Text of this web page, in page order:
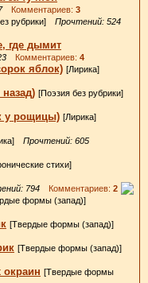
Комментариев: 3
рубрики] Прочтений: 524
где дымит
Комментариев: 4
яблок) [Лирика]
[Поэзия без рубрики]
у рощицы) [Лирика]
Прочтений: 605
стихи]
794 Комментариев: 2
формы (запад)]
[Твердые формы (запад)]
[Твердые формы (запад)]
окраин [Твердые формы